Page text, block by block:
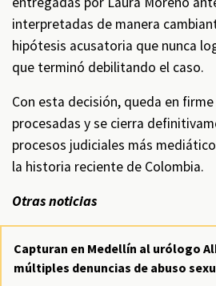
interpretadas de manera
hipótesis acusatoria que nunca
que terminó debilitando el caso.
Con esta decisión, queda en
procesadas y se cierra
procesos judiciales más
la historia reciente de Colombia.
Otras noticias
Capturan en Medellín al urólogo
múltiples denuncias de abuso